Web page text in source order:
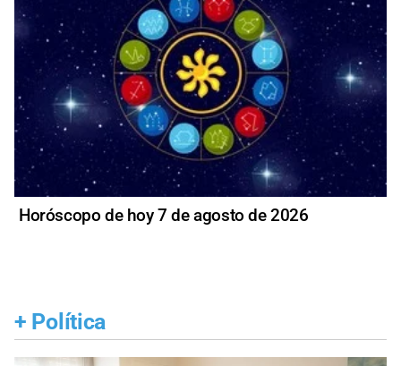
Horóscopo de hoy 7 de agosto de 2026
+ Política